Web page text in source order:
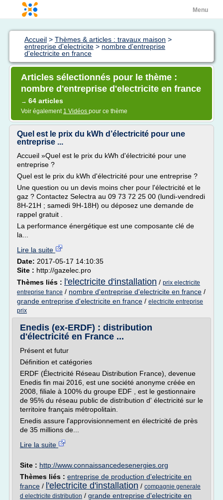
Menu
Accueil > Thèmes & articles : travaux maison >
entreprise d'electricite > nombre d'entreprise
d'electricite en france
Articles sélectionnés pour le thème :
nombre d'entreprise d'electricite en france
→ 64 articles
Voir également 1 Vidéos pour ce thème
Quel est le prix du kWh d’électricité pour une
entreprise ...
Accueil »Quel est le prix du kWh d'électricité pour une
entreprise ?
Quel est le prix du kWh d'électricité pour une entreprise ?
Une question ou un devis moins cher pour l'électricité et le
gaz ? Contactez Selectra au 09 73 72 25 00 (lundi-vendredi
8H-21H ; samedi 9H-18H) ou déposez une demande de
rappel gratuit .
La performance énergétique est une composante clé de
la...
Lire la suite
Date: 2017-05-17 14:10:35
Site : http://gazelec.pro
Thèmes liés :
l'electricite d'installation / prix electricite
entreprise france / nombre d'entreprise d'electricite en france /
grande entreprise d'electricite en france / electricite entreprise
prix
Enedis (ex-ERDF) : distribution
d'électricité en France ...
Présent et futur
Définition et catégories
ERDF (Électricité Réseau Distribution France), devenue
Enedis fin mai 2016, est une société anonyme créée en
2008, filiale à 100% du groupe EDF , est le gestionnaire
de 95% du réseau public de distribution d' électricité sur le
territoire français métropolitain.
Enedis assure l'approvisionnement en électricité de près
de 35 millions de...
Lire la suite
Site : http://www.connaissancedesenergies.org
Thèmes liés : entreprise de production d'electricite en
france / l'electricite d'installation / compagnie generale
d electricite distribution / grande entreprise d'electricite en